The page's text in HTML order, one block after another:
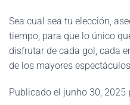
Sea cual sea tu elección,
tiempo, para que lo único
disfrutar de cada gol, cada
de los mayores
Publicado el junho 30,